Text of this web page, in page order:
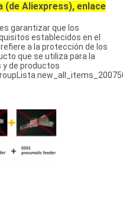
(de Aliexpress), enlace
garantizar que los
establecidos en el
a la protección de los
que se utiliza para la
de productos